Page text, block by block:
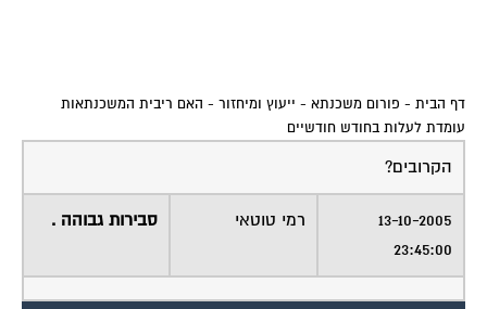
דף הבית - פורום משכנתא - ייעוץ ומיחזור - האם ריבית המשכנתאות
עומדת לעלות בחודש חודשיים
הקרובים?
13-10-2005
23:45:00
רמי טוטאי סבירות גבוהה .